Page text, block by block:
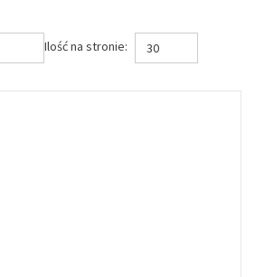
Ilość na stronie: 30